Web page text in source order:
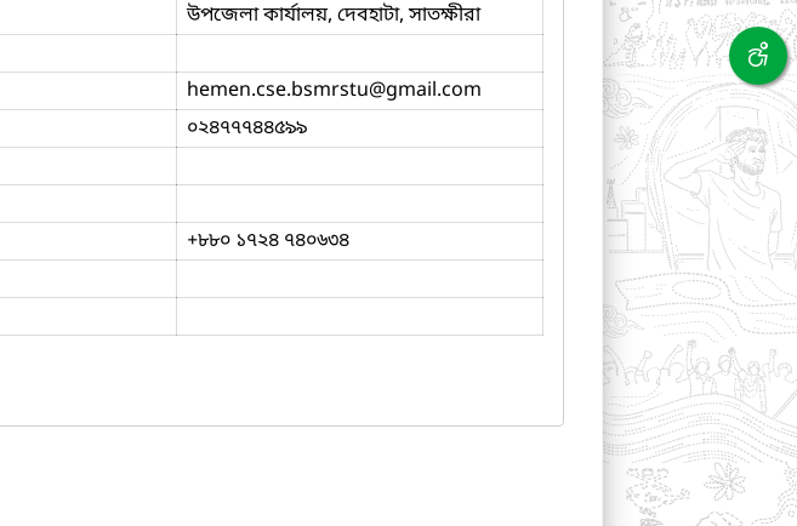
উপজেলা কার্যালয়, দেবহাটা, সাতক্ষীরা
hemen.cse.bsmrstu@gmail.com
০২৪৭৭৭৪৪৫৯৯
+৮৮০ ১৭২৪ ৭৪০৬৩৪